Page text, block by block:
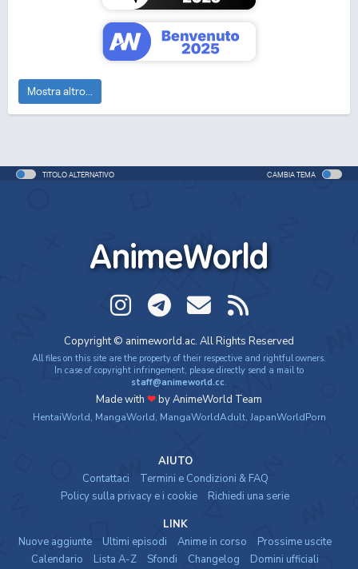
MOVIE
Chainsaw Man - The
Movie: Reze A...
Dan Da Dan 2
Mostra altro...
TITOLO ALTERNATIVO CAMBIA TEMA
AnimeWorld
Copyright © animeworld.ac. All Rights Reserved
All files on this site are the property of their respective and rightful owners.
In case of copyright infringement, please directly send a mail to
staff@animeworld.cc.
Made with ❤by AnimeWorld Team
HentaiWorld, MangaWorld, MangaWorldAdult, JapanWorldPorn
AIUTO
Contattaci
Termini e Condizioni & FAQ
Policy sulla privacy e i cookie
Richiedi una serie
LINK
Nuove aggiunte
Ultimi episodi Anime in corso
Prossime uscite
Calendario
Lista A-Z Sfondi Changelog Domini ufficiali